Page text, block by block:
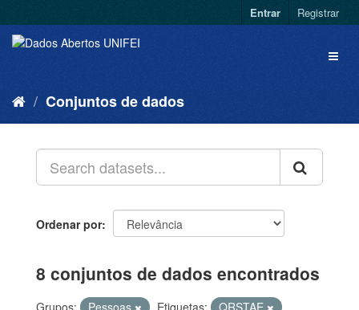
Entrar Registrar
Conjuntos de dados
Ordenar por
8 conjuntos de dados encontrados
Grupos: Pessoas Etiquetas:
QRSTAE